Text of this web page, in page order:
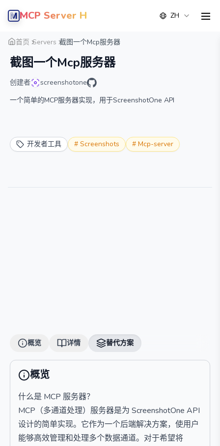
MCP Server Hub ZH
首页 Servers 截图一个Mcp服务器
截图一个Mcp服务器
创建者
screenshotone
一个简单的MCP服务器实现，用于ScreenshotOne API
开发者工具 # Screenshots # Mcp-server
概览 详情
概览 详情 替代方案
概览
什么是 MCP 服务器？
MCP（多通道处理）服务器是为 ScreenshotOne API
设计的简单实现。它作为一个后端解决方案，使用户
能够高效管理和处理多个数据通道。对于希望将